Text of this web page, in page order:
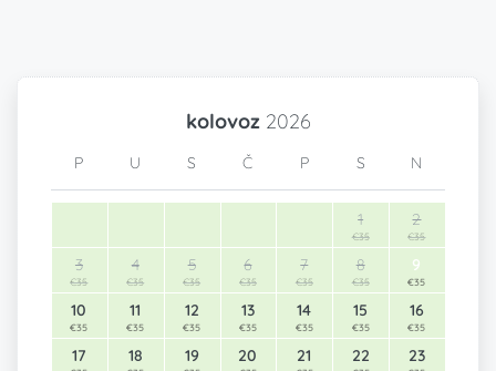
kolovoz 2026
P U S Č P S N
1
€35
2
€35
3
€35
4
€35
5
€35
6
€35
7
€35
8
€35
9
€35
10
€35
11
€35
12
€35
13
€35
14
€35
15
€35
16
€35
17 18 19 20 21 22 23